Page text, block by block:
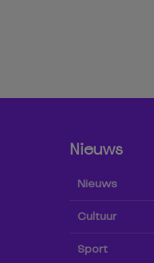
Nieuws
Nieuws
Cultuur
Sport